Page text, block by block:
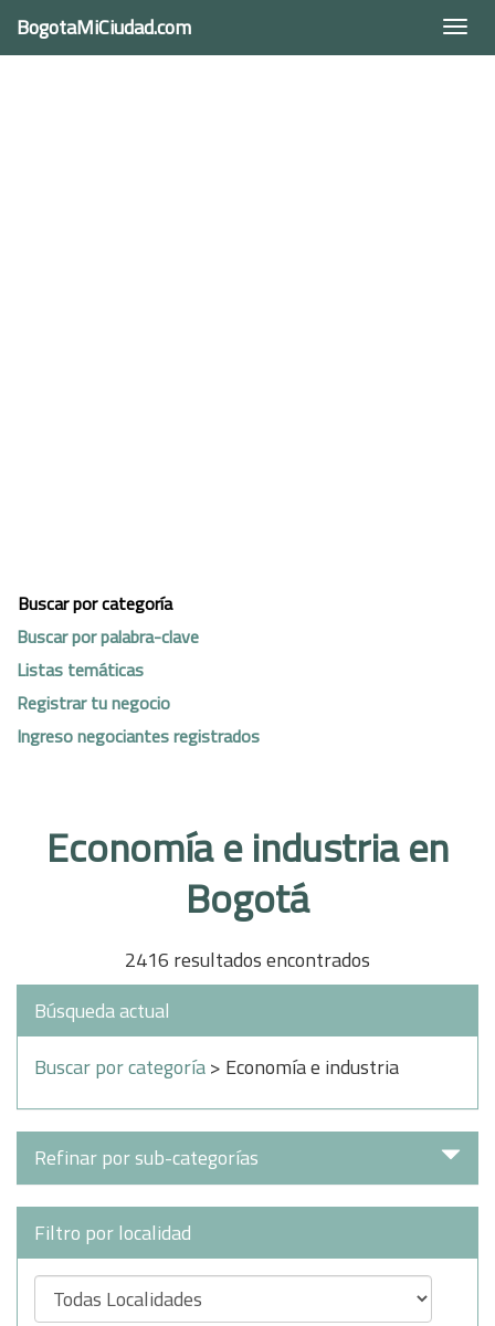
BogotaMiCiudad.com
Buscar por categoría
Buscar por palabra-clave
Listas temáticas
Registrar tu negocio
Ingreso negociantes registrados
Economía e industria en
Bogotá
2416 resultados encontrados
Búsqueda actual
Buscar por categoría> Economía e industria
Refinar por sub-categorías
Filtro por localidad